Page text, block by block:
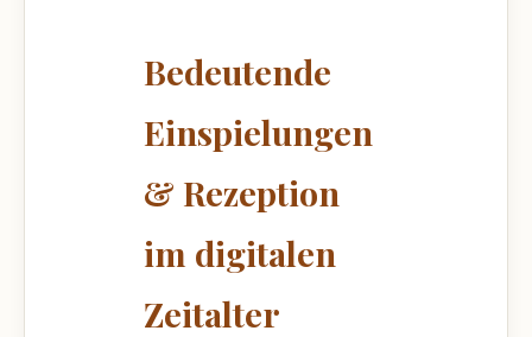
Bedeutende
Einspielungen
& Rezeption
im digitalen
Zeitalter